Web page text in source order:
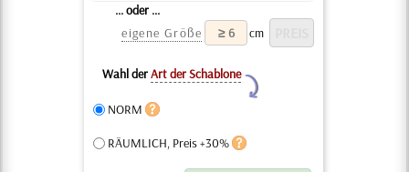
... oder ...
eigene Größe
cm
Wahl derArt der Schablone
Y
NORM
RÄUMLICH, Preis +30%